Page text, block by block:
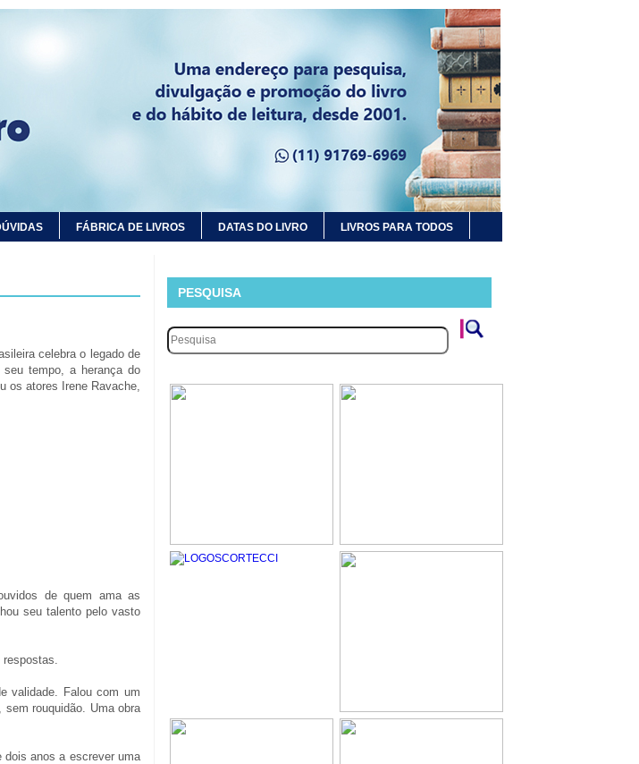
FÁBRICA DE LIVROS DATAS DO LIVRO LIVROS PARA TODOS
celebra o legado de
tempo, a herança do
os atores Irene Ravache,
de quem ama as
seu talento pelo vasto
validade. Falou com um
rouquidão. Uma obra
dois anos a escrever uma
PESQUISA